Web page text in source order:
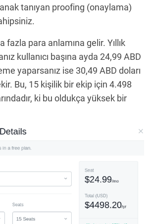
tanıyan proofing (onaylama)
fazla para anlamına gelir. Yıllık
kullanıcı başına ayda 24,99 ABD
yaparsanız ise 30,49 ABD doları
Bu, 15 kişilik bir ekip için 4.498
ki bu oldukça yüksek bir